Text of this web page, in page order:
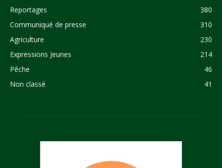
Reportages
380
Communiqué de presse
310
Agriculture
230
Expressions Jeunes
214
Pêche
46
Non classé
41